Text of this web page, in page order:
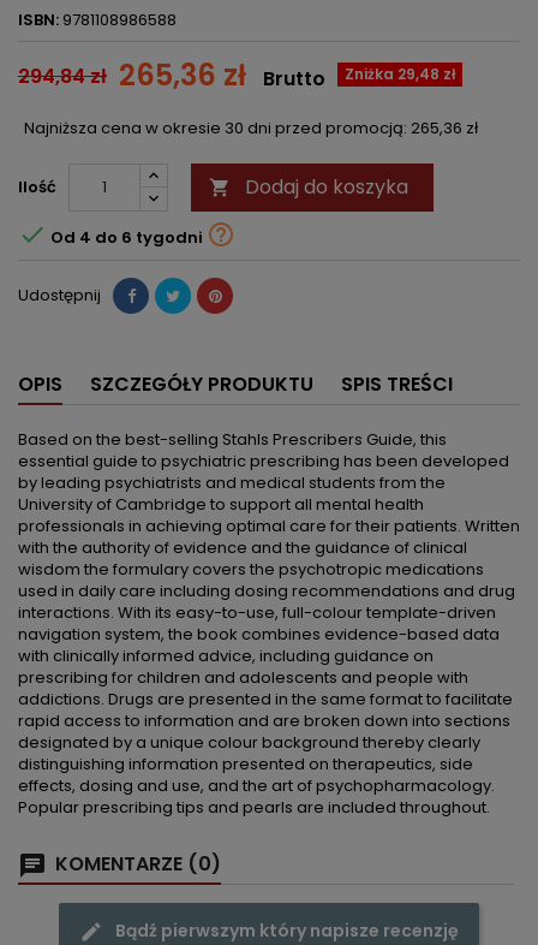
ISBN: 9781108986588
294,84 zł 265,36 zł Zniżka 29,48 zł
Brutto
Najniższa cena w okresie 30 dni przed promocją: 265,36 zł
Ilość  Dodaj do koszyka
 Od 4 do 6 tygodni 
Udostępnij
OPIS SZCZEGÓŁY PRODUKTU SPIS TREŚCI
Based on the best-selling Stahls Prescribers Guide, this
essential guide to psychiatric prescribing has been developed
by leading psychiatrists and medical students from the
University of Cambridge to support all mental health
professionals in achieving optimal care for their patients. Written
with the authority of evidence and the guidance of clinical
wisdom the formulary covers the psychotropic medications
used in daily care including dosing recommendations and drug
interactions. With its easy-to-use, full-colour template-driven
navigation system, the book combines evidence-based data
with clinically informed advice, including guidance on
prescribing for children and adolescents and people with
addictions. Drugs are presented in the same format to facilitate
rapid access to information and are broken down into sections
designated by a unique colour background thereby clearly
distinguishing information presented on therapeutics, side
effects, dosing and use, and the art of psychopharmacology.
Popular prescribing tips and pearls are included throughout.
KOMENTARZE (0)
Bądź pierwszym który napisze recenzję